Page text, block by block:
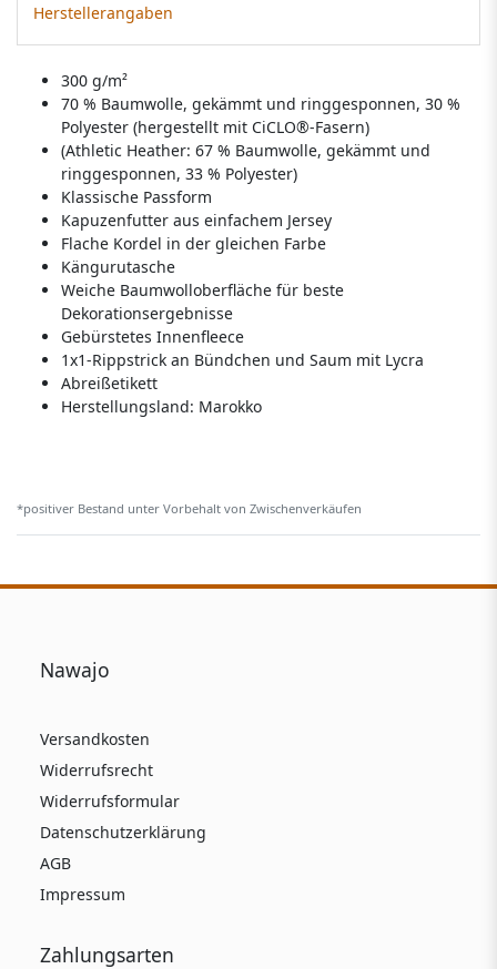
Herstellerangaben
300 g/m²
70 % Baumwolle, gekämmt und ringgesponnen, 30 %
Polyester (hergestellt mit CiCLO®-Fasern)
(Athletic Heather: 67 % Baumwolle, gekämmt und
ringgesponnen, 33 % Polyester)
Klassische Passform
Kapuzenfutter aus einfachem Jersey
Flache Kordel in der gleichen Farbe
Kängurutasche
Weiche Baumwolloberfläche für beste
Dekorationsergebnisse
Gebürstetes Innenfleece
1x1-Rippstrick an Bündchen und Saum mit Lycra
Abreißetikett
Herstellungsland: Marokko
*positiver Bestand unter Vorbehalt von Zwischenverkäufen
Nawajo
Versandkosten
Widerrufsrecht
Widerrufsformular
Datenschutzerklärung
AGB
Impressum
Zahlungsarten